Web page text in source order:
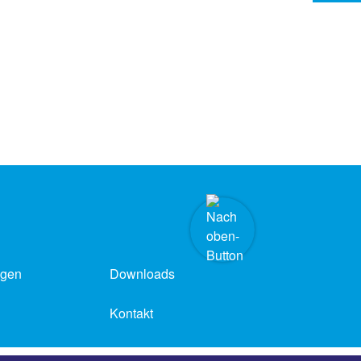
Downloads
Kontakt
Barrierefreiheit